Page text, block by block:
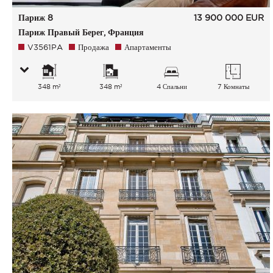
Париж 8
Париж Правый Берег, Франция
13 900 000 EUR
V3561PA Продажа Апартаменты
348 m² 348 m² 4 Спальни 7 Комнаты